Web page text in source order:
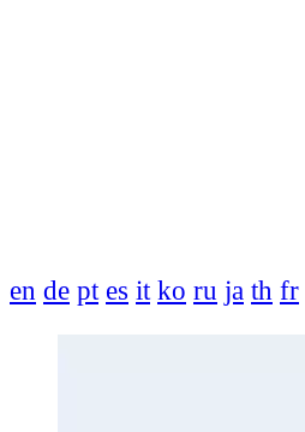
en de pt es it ko ru ja th fr